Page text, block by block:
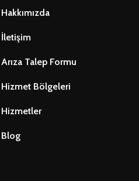
Hakkımızda
İletişim
Arıza Talep Formu
Hizmet Bölgeleri
Hizmetler
Blog